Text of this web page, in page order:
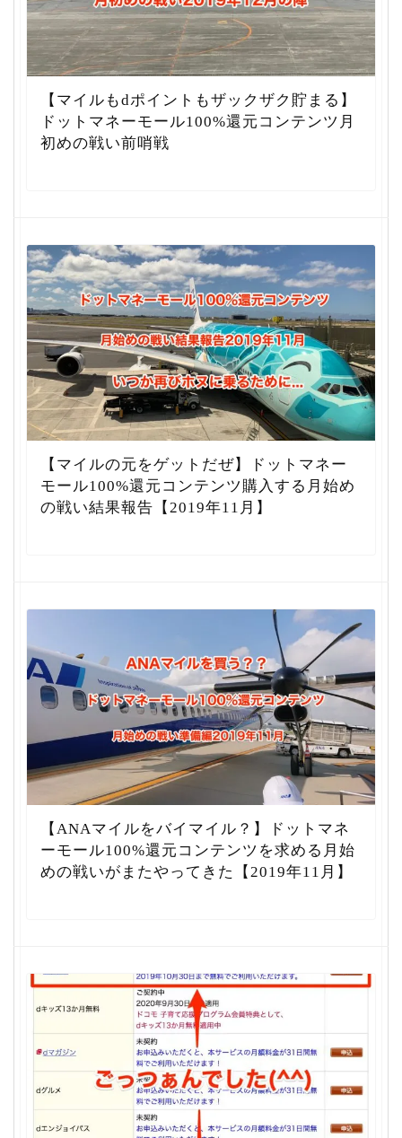
【マイルもdポイントもザックザク貯まる】
ドットマネーモール100%還元コンテンツ月
初めの戦い前哨戦
【マイルの元をゲットだぜ】ドットマネー
モール100%還元コンテンツ購入する月始め
の戦い結果報告【2019年11月】
【ANAマイルをバイマイル？】ドットマネ
ーモール100%還元コンテンツを求める月始
めの戦いがまたやってきた【2019年11月】